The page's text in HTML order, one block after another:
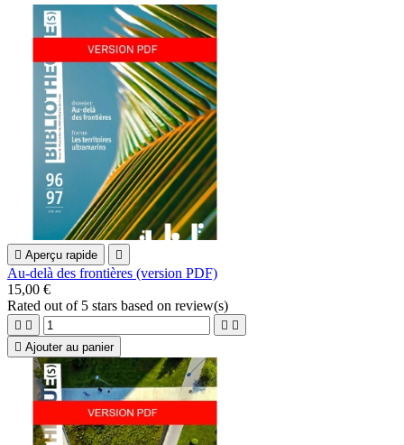
 Aperçu rapide 
Au-delà des frontières (version PDF)
15,00 €
Rated out of 5 stars based on review(s)
   
 Ajouter au panier